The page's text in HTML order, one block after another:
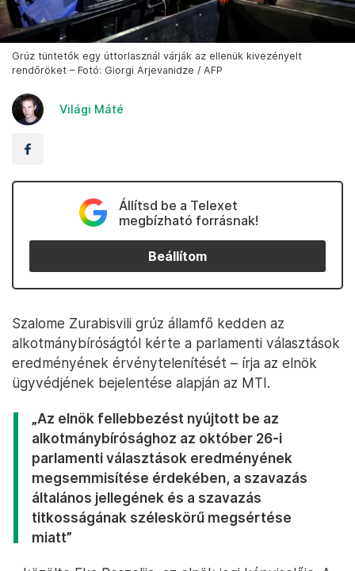
Grúz tüntetők egy úttorlasznál várják az ellenük kivezényelt
rendőröket – Fotó: Giorgi Arjevanidze / AFP
Világi Máté
Állítsd be a Telexet
megbízható forrásnak!
Beállítom
Szalome Zurabisvili grúz államfő kedden az
alkotmánybíróságtól kérte a parlamenti választások
eredményének érvénytelenítését – írja az elnök
ügyvédjének bejelentése alapján az MTI.
„Az elnök fellebbezést nyújtott be az
alkotmánybírósághoz az október 26-i
parlamenti választások eredményének
megsemmisítése érdekében, a szavazás
általános jellegének és a szavazás
titkosságának széleskörű megsértése
miatt”